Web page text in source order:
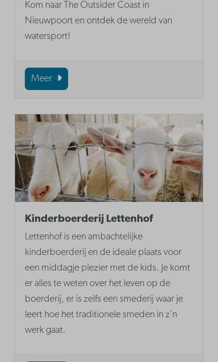
Kom naar The Outsider Coast in
Nieuwpoort en ontdek de wereld van
watersport!
Meer
Kinderboerderij Lettenhof
Lettenhof is een ambachtelijke
kinderboerderij en de ideale plaats voor
een middagje plezier met de kids. Je komt
er alles te weten over het leven op de
boerderij, er is zelfs een smederij waar je
leert hoe het traditionele smeden in z’n
werk gaat.